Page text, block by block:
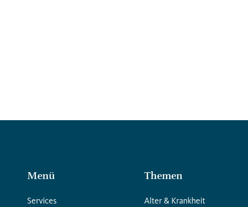
Menü
Services
Themen
Alter & Krankheit